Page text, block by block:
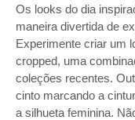
Os looks do dia
maneira divertida de
Experimente criar um
cropped, uma
coleções recentes.
cinto marcando a
a silhueta feminina.